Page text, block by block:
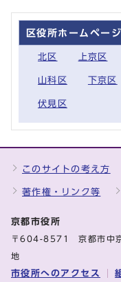
区役所ホームページ
北区 上京区
山科区 下京区
伏見区
このサイトの考え方
著作権・リンク等
京都市役所
〒604-8571 京都市中京
地
市役所へのアクセス